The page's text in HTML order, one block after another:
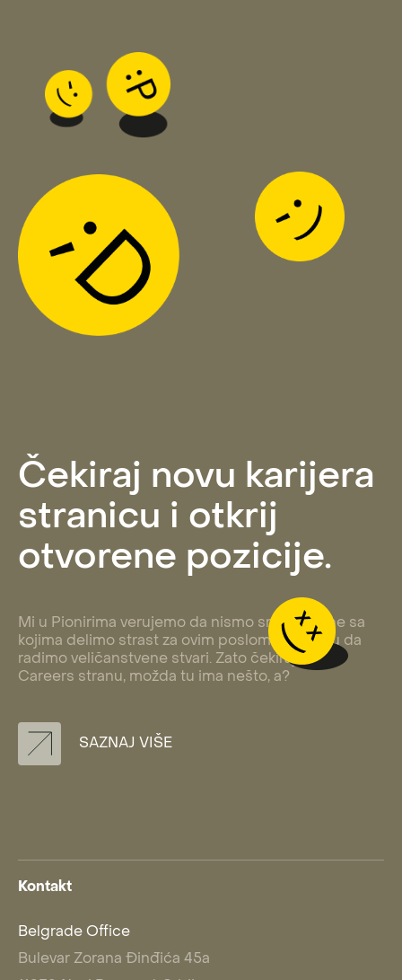
Čekiraj novu karijera
stranicu i otkrij
otvorene pozicije.
Mi u Pionirima verujemo da nismo sreli sve one sa
kojima delimo strast za ovim poslom i energiju da
radimo veličanstvene stvari. Zato čekiraj našu
Careers stranu, možda tu ima nešto, a?
SAZNAJ VIŠE
Kontakt
Belgrade Office
Bulevar Zorana Đinđića 45a